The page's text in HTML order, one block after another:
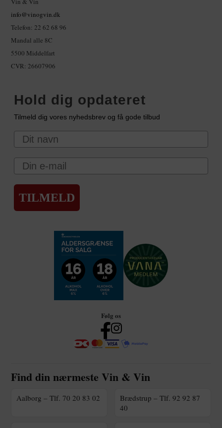
info@vinogvin.dk
Telefon: 22 62 68 96
Mandal alle 8C
5500 Middelfart
CVR: 26607906
Hold dig opdateret
Tilmeld dig vores nyhedsbrev og få gode tilbud
Navn
Email
TILMELD
Følg os
Find din nærmeste Vin & Vin
Aalborg – Tlf. 70 20 83 02
Brædstrup – Tlf. 92 92 87
40